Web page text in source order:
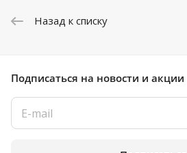
Назад к списку
Подписаться на новости и акции